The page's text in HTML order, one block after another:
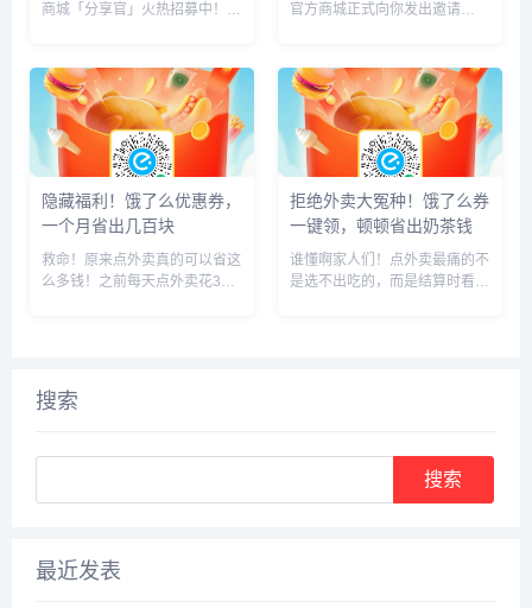
商城「分享官」火热招募中！这
爱分享、有人脉，就能轻松开启
赚钱模式。作为椰泰集团旗下品
牌，椰泰轻上凭借健康好喝的椰
汁饮...
官方商城正式向你发出邀请
佣金，不用囤货、不用发货，全
程平台托管，让你轻松把人脉变
钱脉！我们的产品覆盖轻上椰
汁、健康...
隐藏福利！饿了么优惠券，
一个月省出几百块
救命！原来点外卖真的可以省这
么多钱！之前每天点外卖花30
是套路，这波饿了么福利是官方
认证...
拒绝外卖大冤种！饿了么券
一键领，顿顿省出奶茶钱
谁懂啊家人们！点外卖最痛的不
是选不出吃的，而是结算时看着
搜索
最近发表